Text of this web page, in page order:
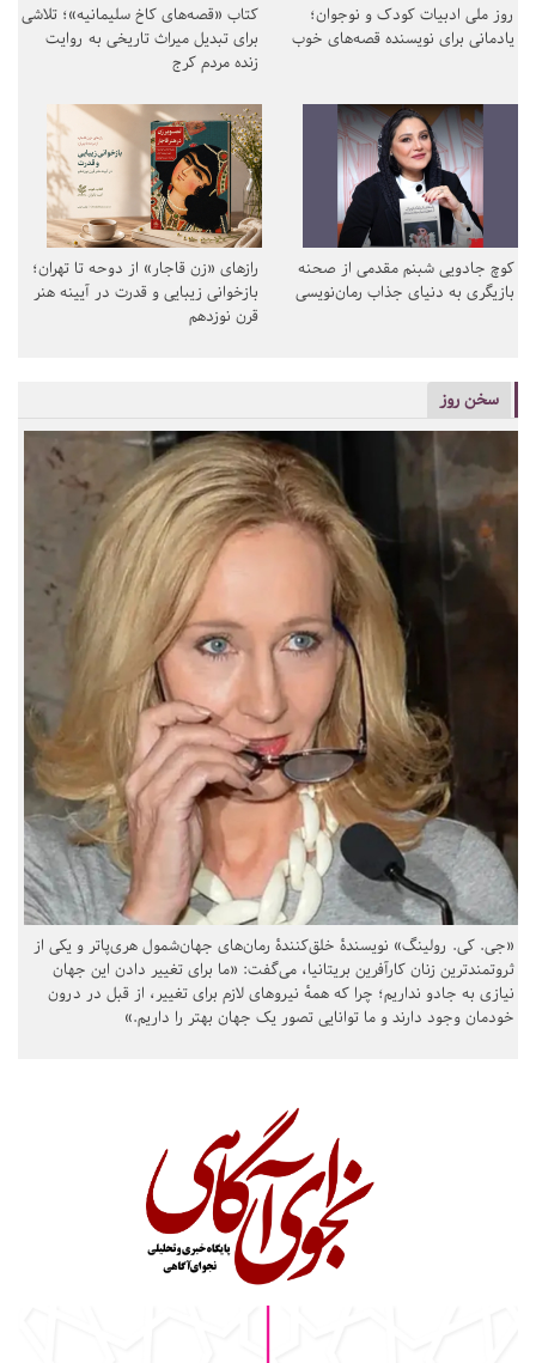
روز ملی ادبیات کودک و نوجوان؛
یادمانی برای نویسنده قصه‌های خوب
کتاب «قصه‌های کاخ سلیمانیه»؛ تلاشی
برای تبدیل میراث تاریخی به روایت
زنده مردم کرج
کوچ جادویی شبنم مقدمی از صحنه
بازیگری به دنیای جذاب رمان‌نویسی
رازهای «زن قاجار» از دوحه تا تهران؛
بازخوانی زیبایی و قدرت در آیینه هنر
قرن نوزدهم
سخن روز
«جی. کی. رولینگ» نویسندهٔ خلق‌کنندهٔ رمان‌های جهان‌شمول هری‌پاتر و یکی از
ثروتمندترین زنان کارآفرین بریتانیا، می‌گفت: «ما برای تغییر دادن این جهان
نیازی به جادو نداریم؛ چرا که همهٔ نیروهای لازم برای تغییر، از قبل در درون
خودمان وجود دارند و ما توانایی تصور یک جهان بهتر را داریم.»